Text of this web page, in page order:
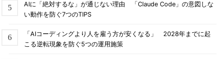
AIに「絶対するな」が通じない理由 「Claude Code」の意図しな
い動作を防ぐ7つのTIPS
「AIコーディングより人を雇う方が安くなる」 2028年までに起
こる逆転現象を防ぐ5つの運用施策